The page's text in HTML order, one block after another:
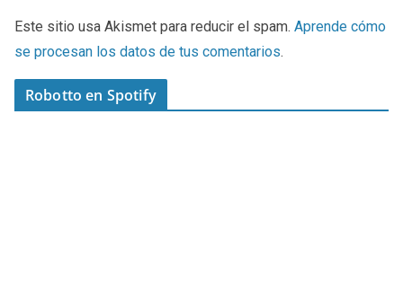
Este sitio usa Akismet para reducir el spam. Aprende cómo
se procesan los datos de tus comentarios.
Robotto en Spotify